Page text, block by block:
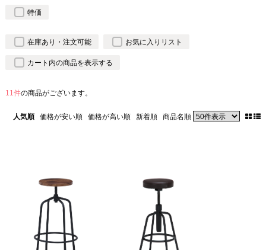
特価
在庫あり・注文可能 お気に入りリスト
カート内の商品を表示する
11件の商品がございます。
人気順 価格が安い順 価格が高い順 新着順 商品名順